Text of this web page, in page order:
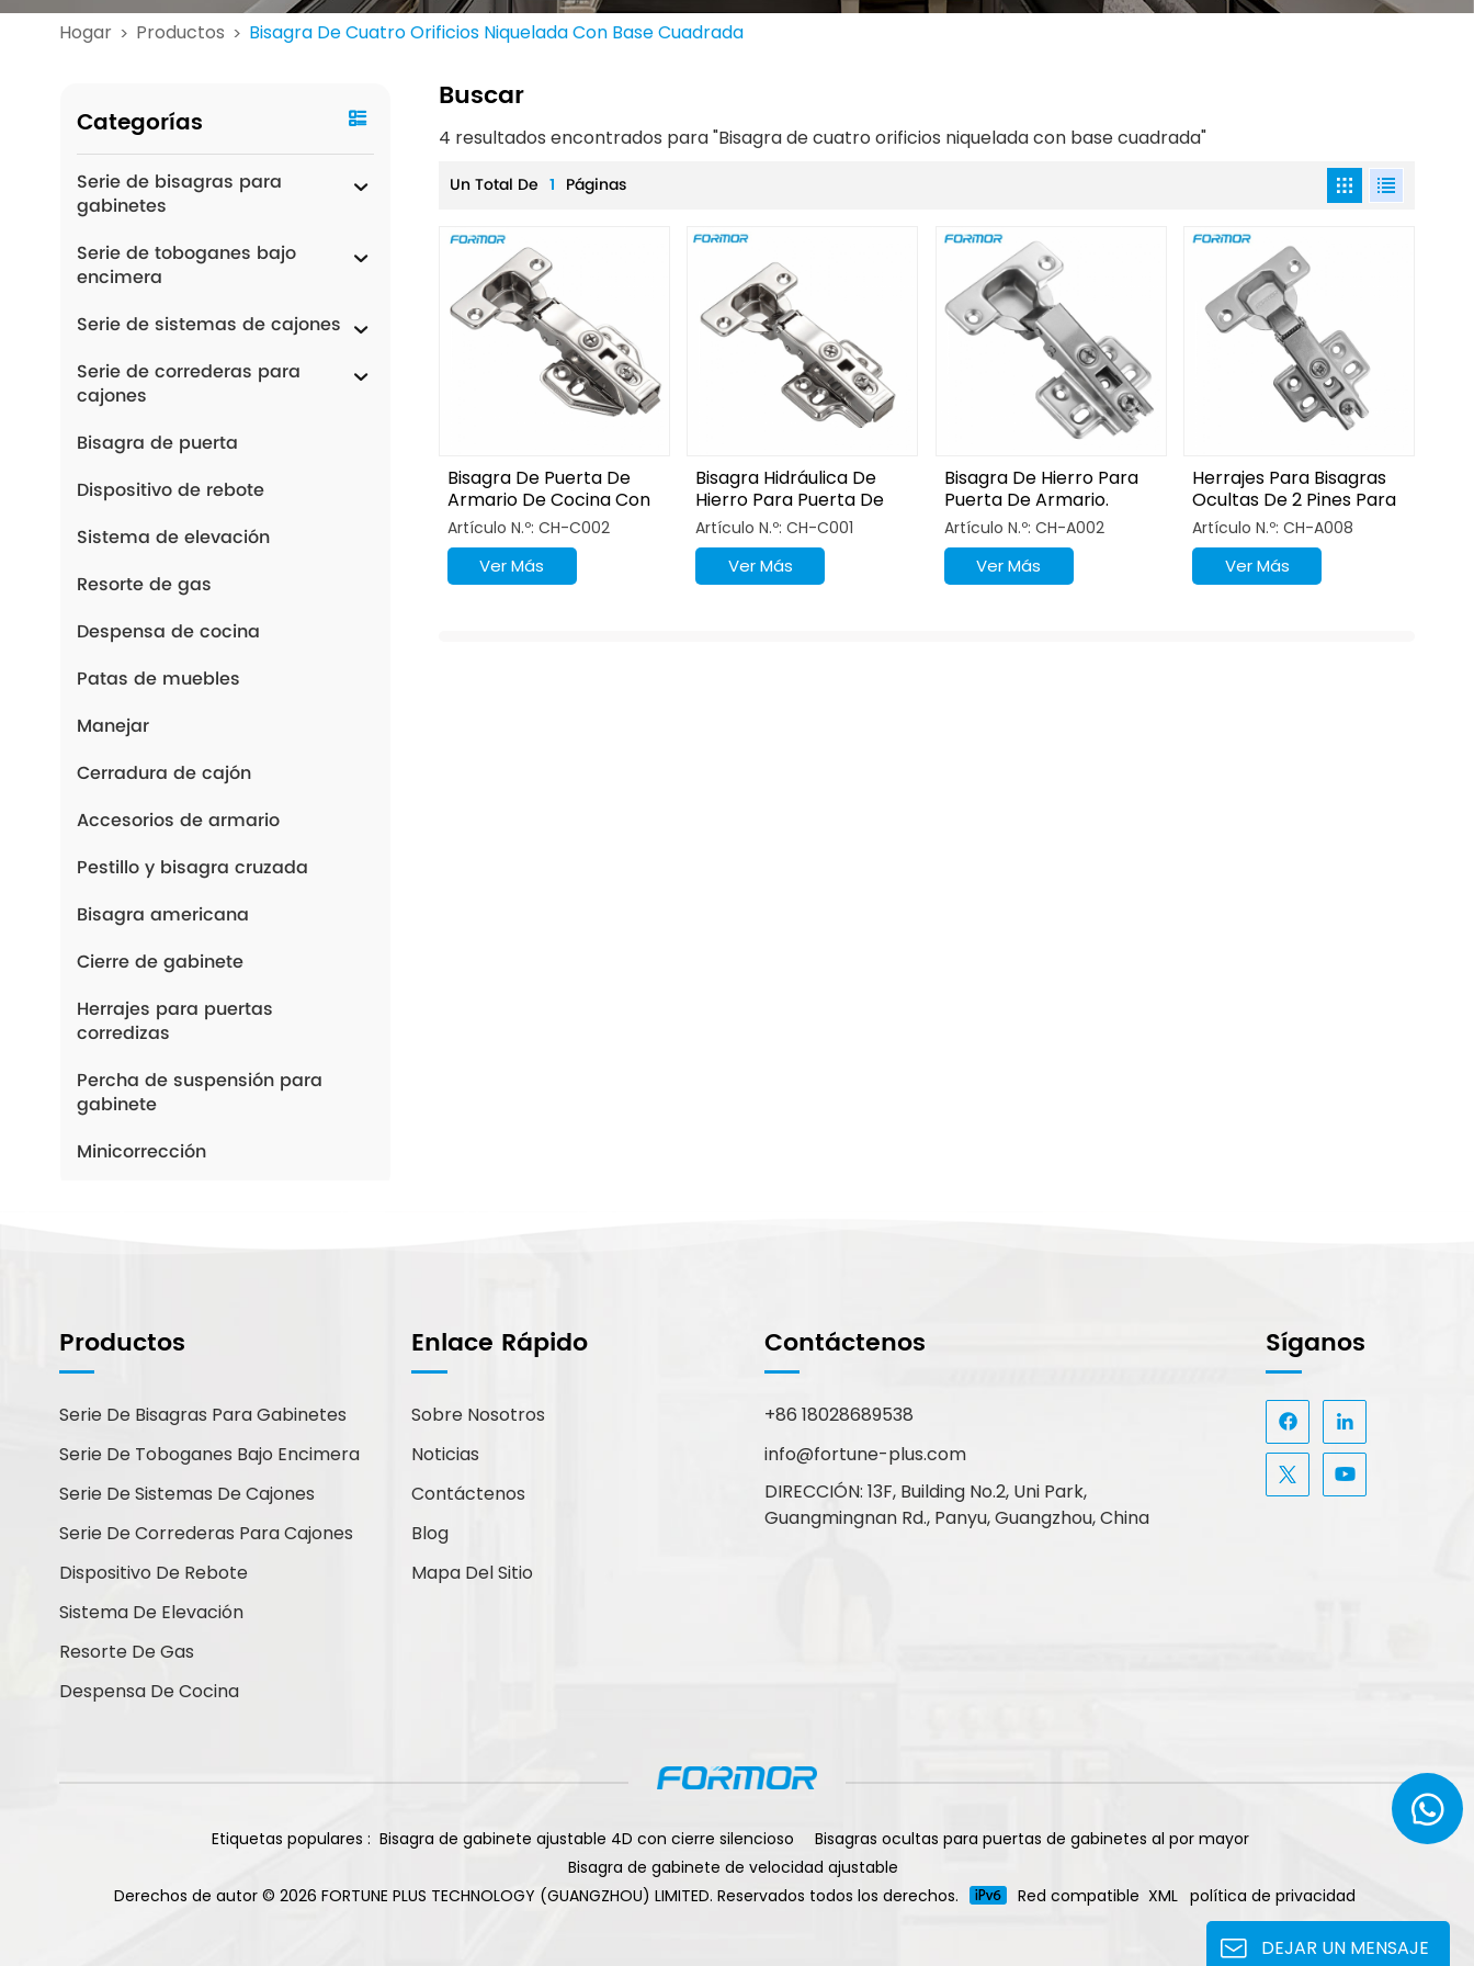
Hogar > Productos > Bisagra De Cuatro Orificios Niquelada Con Base Cuadrada
Categorías
Serie de bisagras para
gabinetes
Serie de toboganes bajo
encimera
Serie de sistemas de cajones
Serie de correderas para
cajones
Bisagra de puerta
Dispositivo de rebote
Sistema de elevación
Resorte de gas
Despensa de cocina
Patas de muebles
Manejar
Cerradura de cajón
Accesorios de armario
Pestillo y bisagra cruzada
Bisagra americana
Cierre de gabinete
Herrajes para puertas
corredizas
Percha de suspensión para
gabinete
Minicorrección
Puede contactarnos de la forma
que le resulte más cómoda.
Estamos disponibles 24/7 por
correo electrónico o teléfono.
Contáctenos
Nuevos Productos
de cierre suave con
gabinete, 2 orificios,
Leer Más
Buscar
4 resultados encontrados para "Bisagra de cuatro orificios niquelada con base cuadrada"
Un Total De 1 Páginas
Bisagra De Puerta De
Armario De Cocina Con
Hebilla De Aleación De
35 Mm De Diámetro.
Artículo N.º: CH-C002
Ver Más
Bisagra Hidráulica De
Hierro Para Puerta De
Armario De Cocina
Artículo N.º: CH-C001
Ver Más
Bisagra De Hierro Para
Puerta De Armario.
Artículo N.º: CH-A002
Ver Más
Herrajes Para Bisagras
Ocultas De 2 Pines Para
Puertas De Muebles.
Artículo N.º: CH-A008
Ver Más
Productos
Serie De Bisagras Para Gabinetes
Serie De Toboganes Bajo Encimera
Serie De Sistemas De Cajones
Serie De Correderas Para Cajones
Dispositivo De Rebote
Sistema De Elevación
Resorte De Gas
Despensa De Cocina
Enlace Rápido
Sobre Nosotros
Noticias
Contáctenos
Blog
Mapa Del Sitio
Contáctenos
+86 18028689538
info@fortune-plus.com
DIRECCIÓN: 13F, Building No.2, Uni Park,
Guangmingnan Rd., Panyu, Guangzhou, China
Síganos
Etiquetas populares : Bisagra de gabinete ajustable 4D con cierre silencioso
Bisagras ocultas para puertas de gabinetes al por mayor
Bisagra de gabinete de velocidad ajustable
Derechos de autor © 2026 FORTUNE PLUS TECHNOLOGY (GUANGZHOU) LIMITED. Reservados todos los derechos.
Red compatible XML política de privacidad
DEJAR UN MENSAJE